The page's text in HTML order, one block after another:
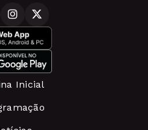
Inicial